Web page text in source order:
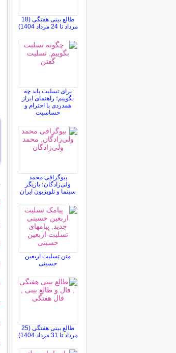
طالع بینی هفتگی (18
مرداد تا 24 مرداد 1404)
برای تسلیت باید چه
بگوییم؛ راهنمای ابراز
همدردی با احترام و
حساسیت
بیوگرافی محمد
ولی‌زادگان؛ بازیگر
سینما و تلویزیون ایران
متن تسلیت اربعین
حسینی
طالع بینی هفتگی (25
مرداد تا 31 مرداد 1404)